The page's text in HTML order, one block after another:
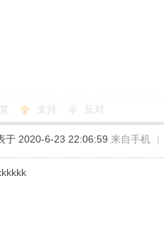
支持 反对
于 2020-6-23 22:06:59 来自手机 |